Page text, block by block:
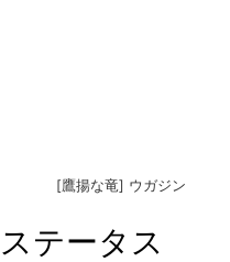
[鷹揚な竜] ウガジン
ステータス